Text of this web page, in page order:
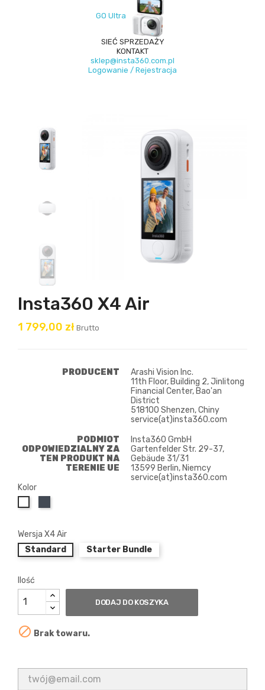
GO Ultra
SIEĆ SPRZEDAŻY
KONTAKT
sklep@insta360.com.pl
Logowanie / Rejestracja
Insta360 X4 Air
1 799,00 zł Brutto
PRODUCENT
Arashi Vision Inc.
11th Floor, Building 2, Jinlitong
Financial Center, Bao'an
District
518100 Shenzen, Chiny
service(at)insta360.com
PODMIOT
ODPOWIEDZIALNY ZA
TEN PRODUKT NA
TERENIE UE
Insta360 GmbH
Gartenfelder Str. 29-37,
Gebäude 31/31
13599 Berlin, Niemcy
service(at)insta360.com
Kolor
Wersja X4 Air
Standard
Starter Bundle
Ilość
DODAJ DO KOSZYKA
 Brak towaru.